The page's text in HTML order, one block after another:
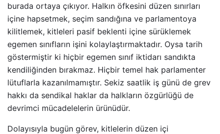
burada ortaya çıkıyor. Halkın öfkesini düzen sınırları
içine hapsetmek, seçim sandığına ve parlamentoya
kilitlemek, kitleleri pasif beklenti içine sürüklemek
egemen sınıfların işini kolaylaştırmaktadır. Oysa tarih
göstermiştir ki hiçbir egemen sınıf iktidarı sandıkta
kendiliğinden bırakmaz. Hiçbir temel hak parlamenter
lütuflarla kazanılmamıştır. Sekiz saatlik iş günü de grev
hakkı da sendikal haklar da halkların özgürlüğü de
devrimci mücadelelerin ürünüdür.
Dolayısıyla bugün görev, kitlelerin düzen içi